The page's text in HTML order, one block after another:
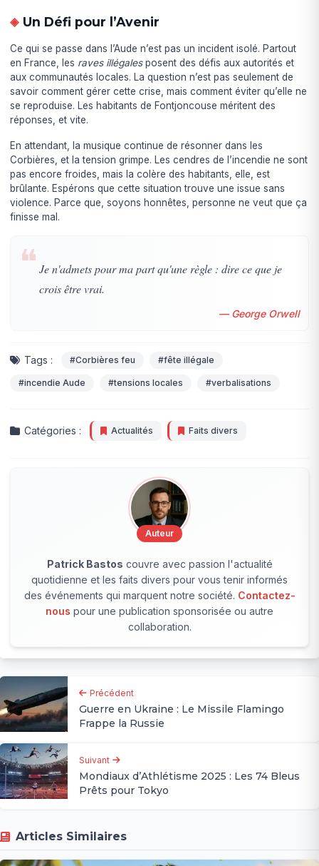
Un Défi pour l’Avenir
Ce qui se passe dans l’Aude n’est pas un incident isolé. Partout
en France, les raves illégalesposent des défis aux autorités et
aux communautés locales. La question n’est pas seulement de
savoir comment gérer cette crise, mais comment éviter qu’elle ne
se reproduise. Les habitants de Fontjoncouse méritent des
réponses, et vite.
En attendant, la musique continue de résonner dans les
Corbières, et la tension grimpe. Les cendres de l’incendie ne sont
pas encore froides, mais la colère des habitants, elle, est
brûlante. Espérons que cette situation trouve une issue sans
violence. Parce que, soyons honnêtes, personne ne veut que ça
finisse mal.
❝ Je n'admets pour ma part qu'une règle : dire ce que je
crois être vrai.
— George Orwell
Tags : #Corbières feu #fête illégale
#incendie Aude #tensions locales #verbalisations
Catégories : Actualités Faits divers
Auteur
Patrick Bastos couvre avec passion l'actualité
quotidienne et les faits divers pour vous tenir informés
des événements qui marquent notre société. Contactez-
nous pour une publication sponsorisée ou autre
collaboration.
Précédent
Guerre en Ukraine : Le Missile Flamingo
Frappe la Russie
Suivant
Mondiaux d’Athlétisme 2025 : Les 74 Bleus
Prêts pour Tokyo
Articles Similaires